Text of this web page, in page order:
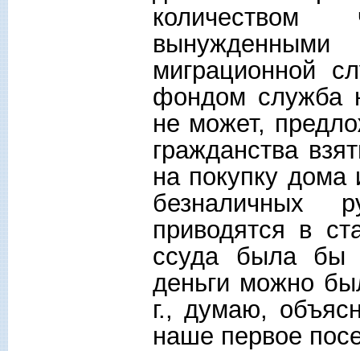
миграционной
фондом служба
не может,
гражданства
на покупку
безналичных
приводятся в
ссуда была бы
деньги можно
г., думаю,
наше первое